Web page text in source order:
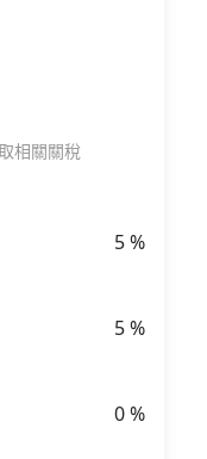
相關關稅
5%
5%
0%